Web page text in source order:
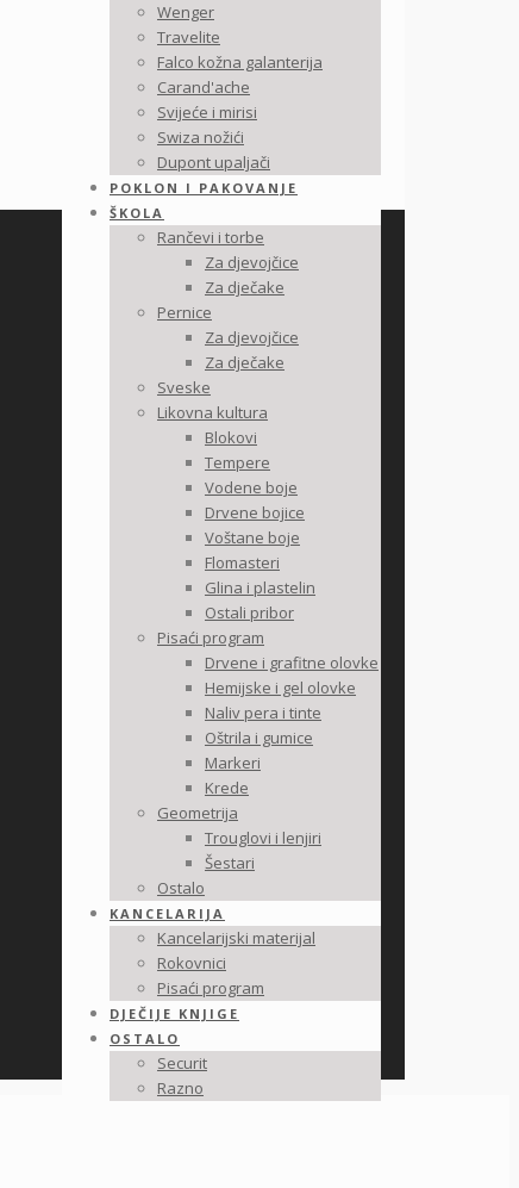
Wenger
Travelite
Falco kožna galanterija
Carand'ache
Svijeće i mirisi
Swiza nožići
Dupont upaljači
POKLON I PAKOVANJE
ŠKOLA
Rančevi i torbe
Za djevojčice
Za dječake
Pernice
Za djevojčice
Za dječake
Sveske
Likovna kultura
Blokovi
Tempere
Vodene boje
Drvene bojice
Voštane boje
Flomasteri
Glina i plastelin
Ostali pribor
Pisaći program
Drvene i grafitne olovke
Hemijske i gel olovke
Naliv pera i tinte
Oštrila i gumice
Markeri
Krede
Geometrija
Trouglovi i lenjiri
Šestari
Ostalo
KANCELARIJA
Kancelarijski materijal
Rokovnici
Pisaći program
DJEČIJE KNJIGE
OSTALO
Securit
Razno